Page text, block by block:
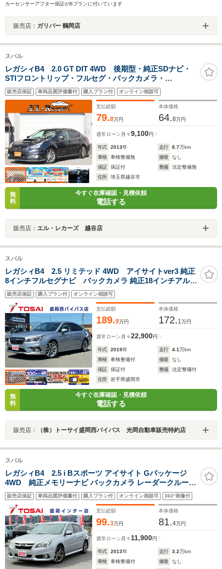
カーセンサーアフター保証がBプランに付いています
販売店： ガリバー 鶴岡店
スバル
レガシィB4 2.0 GT DIT 4WD 後期型・純正SDナビ・
STIフロントリップ・フルセグ・バックカメラ・
Bluetooth接続・ETC・スマートキー・プッシュスター
ト・パドルシフト・電動ハーフレザーシート・HIDヘッド
ライト・フォグランプ・純正18インチAW
販売店保証 車両品質評価書付 購入プラン付 オンライン相談可
支払総額
79.8万円
本体価格
64.8万円
通常ローン 月々9,100円
年式 2013年 走行 8.7万km
車検
車検整備無 修復
なし
保証
保証付 整備
法定整備無
住所
埼玉県越谷市
無
料
今すぐ在庫確認・見積依頼
電話する
販売店： エル・レカーズ 越谷店
スバル
レガシィB4 2.5 リミテッド 4WD アイサイトver3 純正
8インチフルセグナビ バックカメラ 純正18インチアルミ
ホイール 前席パワーシート LEDヘッドライト フロントフ
ォグランプ リアフォグランプ 前席シートヒーター 革巻ス
テアリング パドルシフト
販売店保証 購入プラン付 オンライン相談可
支払総額
189.9万円
本体価格
172. 1 万円
通常ローン 月々22,900円
年式 2019年 走行 4.1万km
車検
車検整備付 修復
なし
保証
保証付 整備
法定整備付
住所
岩手県盛岡市
無
料
今すぐ在庫確認・見積依頼
電話する
販売店： （株）トーサイ盛岡西バイパス 光岡自動車販売特約店
スバル
レガシィB4 2.5 i Bスポーツ アイサイト Gパッケージ
4WD 純正メモリーナビ バックカメラ レーダークルーズ
スマートキー HIDヘッドライト オートライト オートエア
コン 横滑り防止装置 レーンキープアシスト フォグライト
ヘッドライトレベライザー
販売店保証 車両品質評価書付 購入プラン付 オンライン相談可 360°画像付
支払総額
99.3万円
本体価格
81.4万円
通常ローン 月々11,900円
年式 2013年 走行 3.2万km
車検
車検整備付 修復
なし